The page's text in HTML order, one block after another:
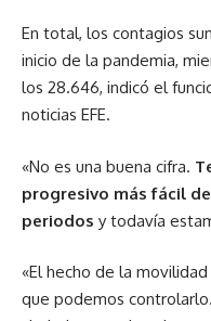
En total, los contagios
inicio de la pandemia,
los 28.646, indicó el
noticias EFE.
«No es una buena cifra.
progresivo más fácil
periodos y todavía
«El hecho de la
que podemos